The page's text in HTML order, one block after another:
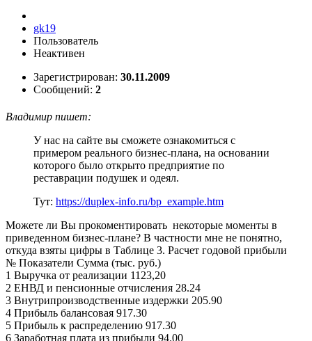
gk19
Пользователь
Неактивен
Зарегистрирован: 30.11.2009
Сообщений: 2
Владимир пишет:
У нас на сайте вы сможете ознакомиться с
примером реального бизнес-плана, на основании
которого было открыто предприятие по
реставрации подушек и одеял.
Тут: https://duplex-info.ru/bp_example.htm
Можете ли Вы прокоментировать некоторые моменты в
приведенном бизнес-плане? В частности мне не понятно,
откуда взяты цифры в Таблице 3. Расчет годовой прибыли
№ Показатели Сумма (тыс. руб.)
1 Выручка от реализации 1123,20
2 ЕНВД и пенсионные отчисления 28.24
3 Внутрипроизводственные издержки 205.90
4 Прибыль балансовая 917.30
5 Прибыль к распределению 917.30
6 Заработная плата из прибыли 94.00